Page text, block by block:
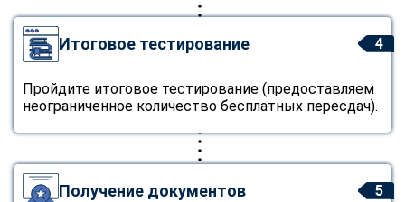
4
Итоговое тестирование
Пройдите итоговое тестирование (предоставляем
неограниченное количество бесплатных пересдач).
5
Получение документов